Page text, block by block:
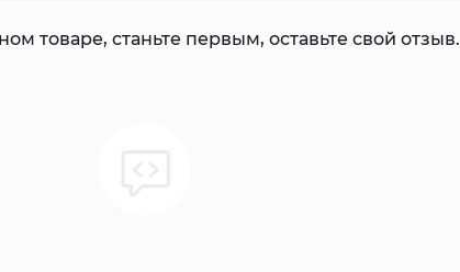
товаре, станьте первым, оставьте свой отзыв.